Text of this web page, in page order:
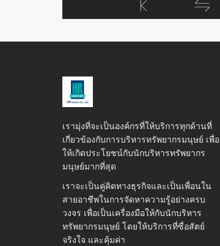
เรามุ่งที่จะเป็นองค์กรที่ให้บริการทุกด้านที่
เกี่ยวข้องกับการบริหารทรัพยากรมนุษย์ เพื่อ
ให้เกิดประโยชน์กับนักบริหารทรัพยากร
มนุษย์มากที่สุด
เราจะเป็นคู่คิดทางธุรกิจและเป็นเพื่อนใน
สายอาชีพในการจัดหาความรู้อย่างครบ
วงจร เพื่อเป็นเครื่องมือให้กับนักบริหาร
ทรัพยากรมนุษย์ โดยให้บริการที่ซื่อสัตย์
จริงใจ และคุ้มค่า